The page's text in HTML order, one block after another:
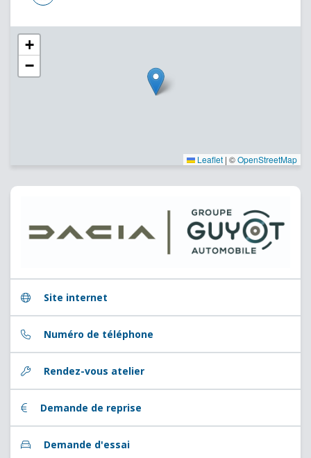
+
−
Leaflet | ©OpenStreetMap
Site internet
Numéro de téléphone
Rendez-vous atelier
Demande de reprise
Demande d'essai